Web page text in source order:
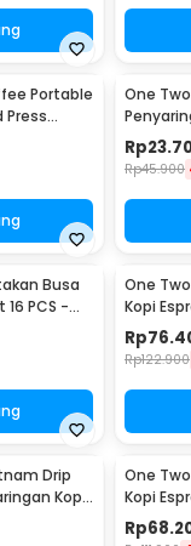
Portable
Press
One
Paper
Rp
Rp45.900
Busa
PCS -
One
Kopi
6 Cup
Rp
Rp122.900
Drip
Kopi
One
Kopi
4 Cup
Rp